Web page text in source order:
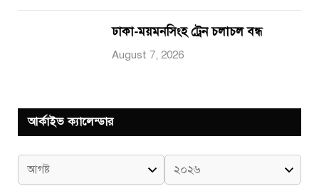
ঢাকা-ময়মনসিংহ ট্রেন চলাচল বন্ধ
August 7, 2026
আর্কাইভ ক্যালেন্ডার